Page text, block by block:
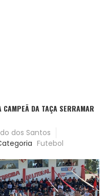
DA TAÇA SERRAMAR
dos Santos
Futebol